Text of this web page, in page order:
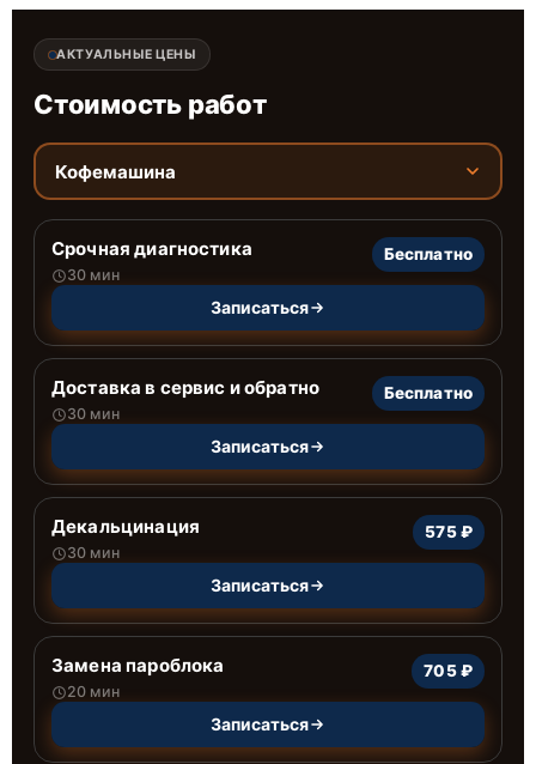
АКТУАЛЬНЫЕ ЦЕНЫ
Стоимость работ
Кофемашина
Срочная диагностика
30 мин
Бесплатно
Записаться
Доставка в сервис и обратно
30 мин
Бесплатно
Записаться
Декальцинация
30 мин
575 ₽
Записаться
Замена пароблока
20 мин
705 ₽
Записаться